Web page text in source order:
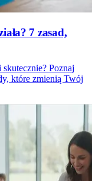
7 zasad,
Poznaj
które zmienią Twój